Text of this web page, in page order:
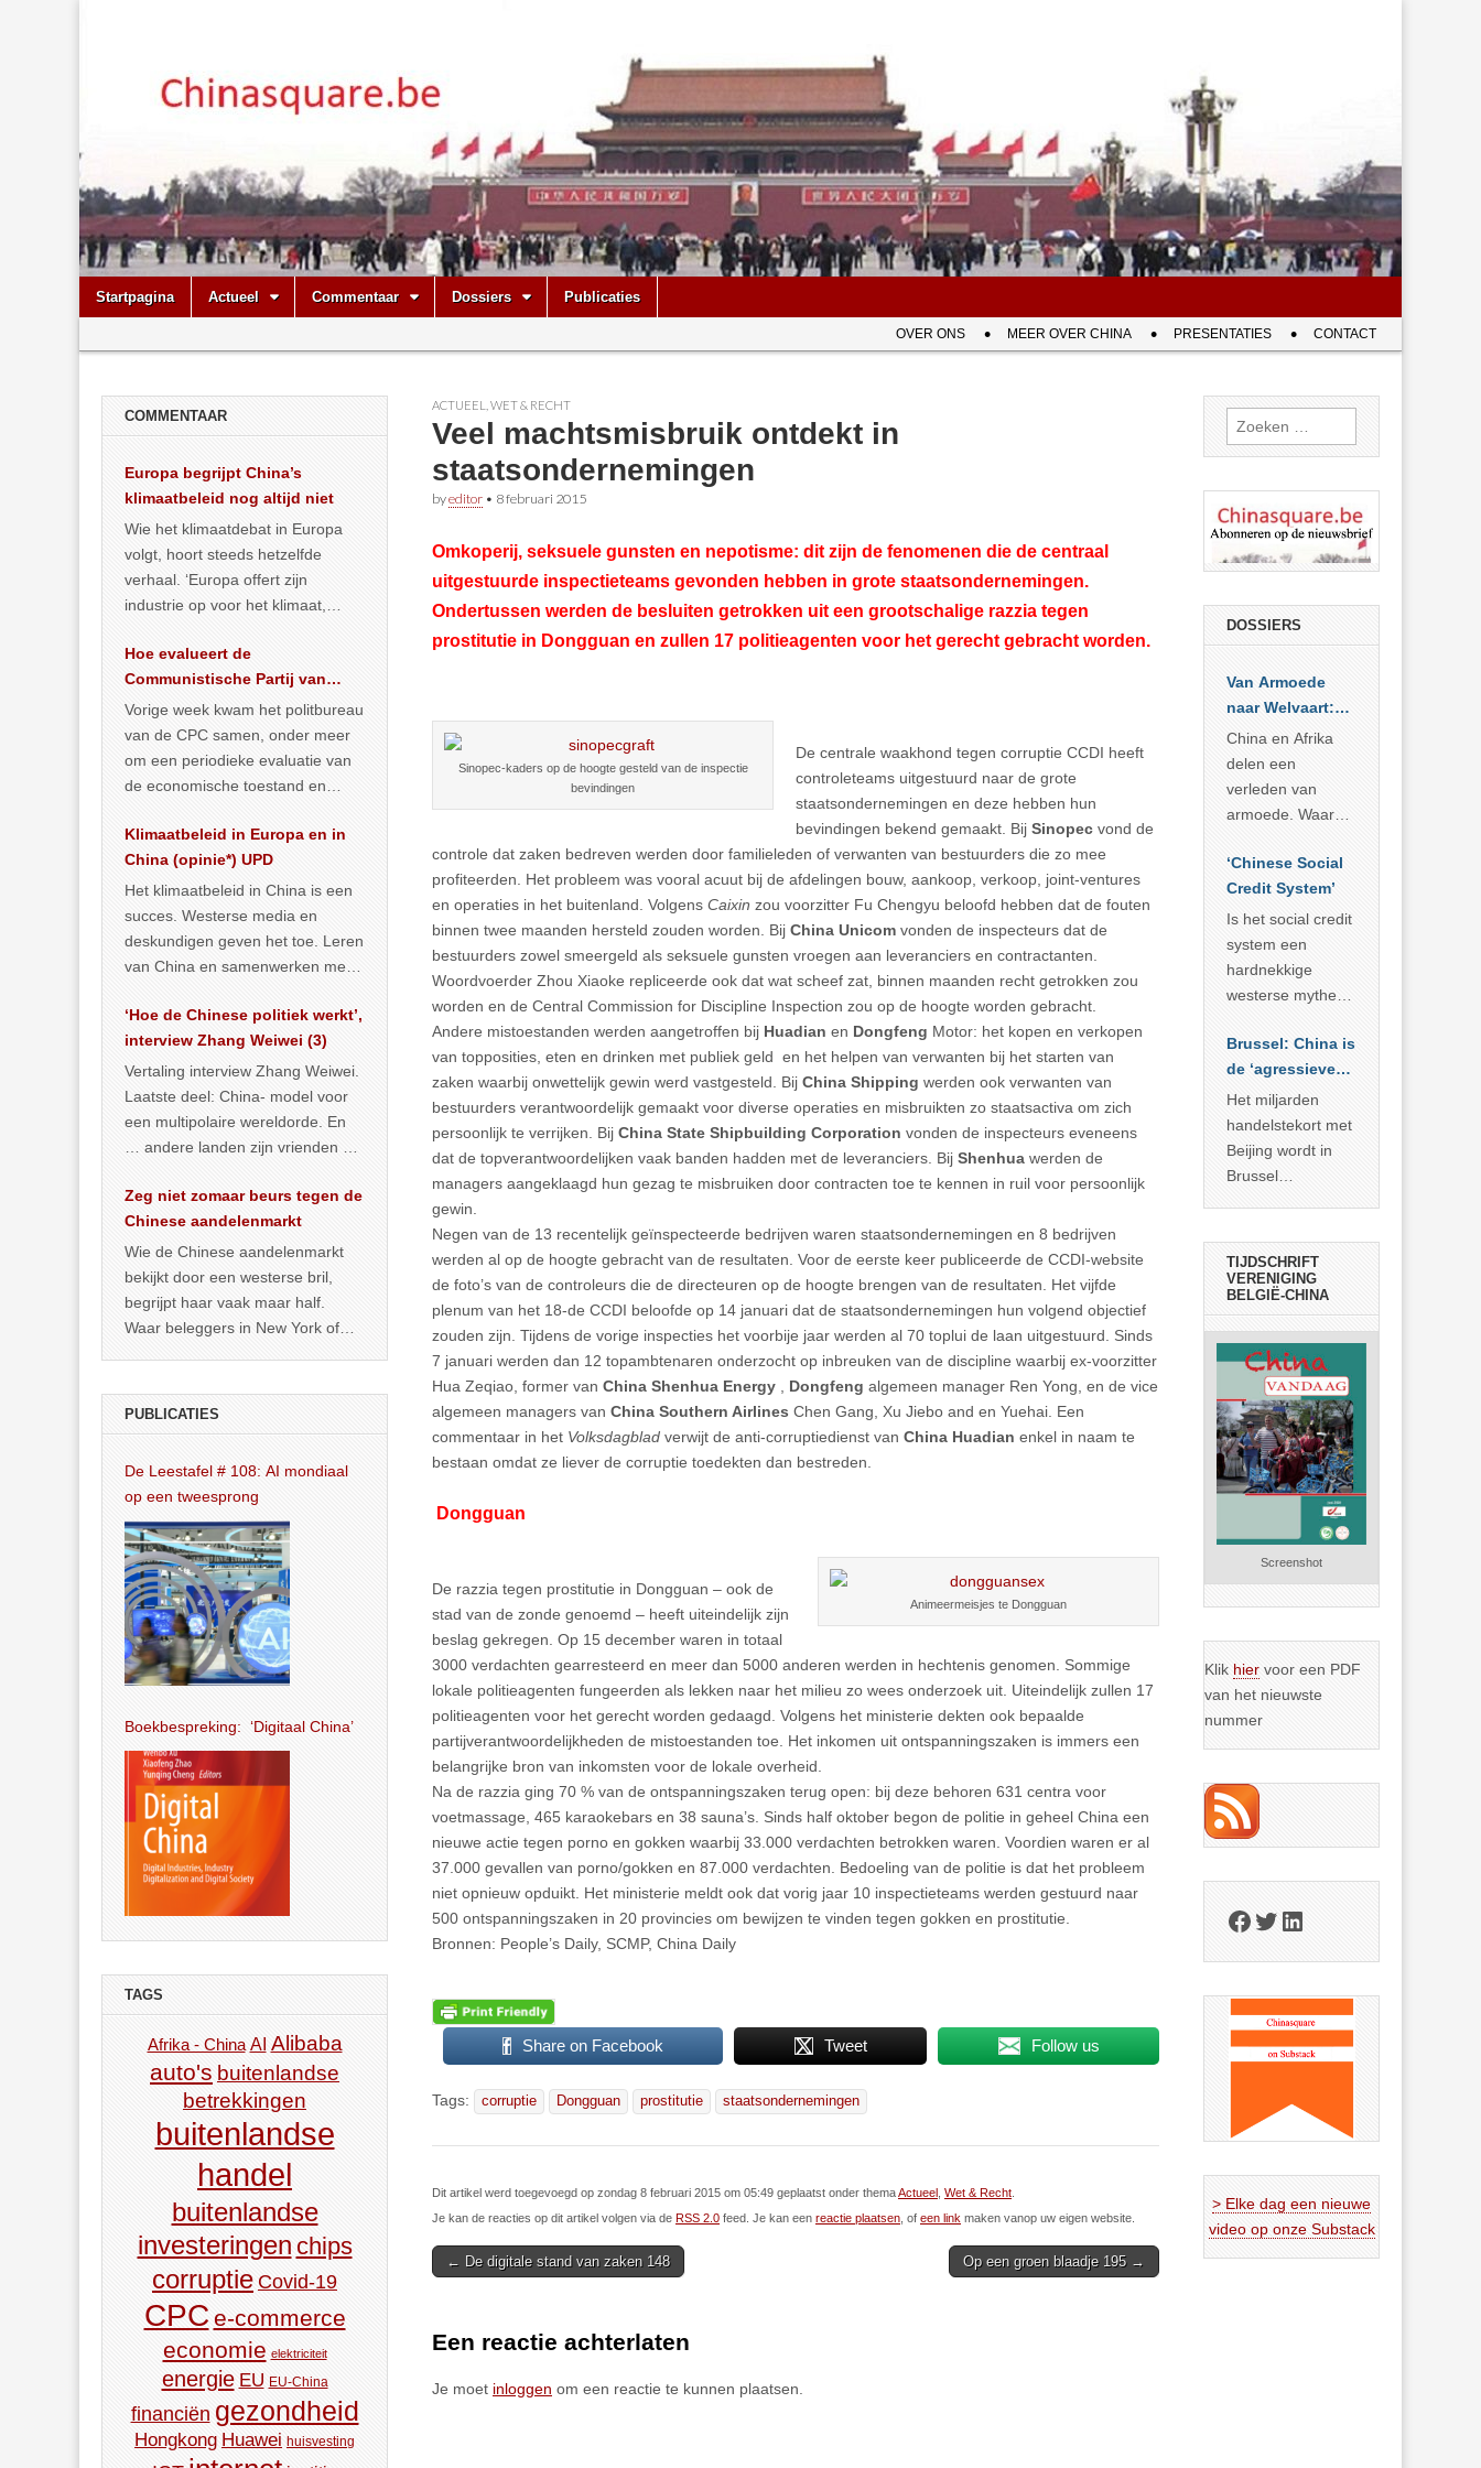
Chinasquare.be
Main
menu
Skip
Startpagina Actueel Commentaar Dossiers Publicaties
menu
OVER ONS MEER OVER CHINA PRESENTATIES CONTACT
ACTUEEL WET & RECHT
Veel machtsmisbruik ontdekt in
staatsondernemingen
byeditor • 8 februari 2015
Omkoperij, seksuele gunsten en nepotisme: dit zijn de fenomenen die de centraal
uitgestuurde inspectieteams gevonden hebben in grote staatsondernemingen.
Ondertussen werden de besluiten getrokken uit een grootschalige razzia tegen
prostitutie in Dongguan en zullen 17 politieagenten voor het gerecht gebracht worden.
Sinopec-kaders op de hoogte gesteld van de inspectie
bevindingen
De centrale waakhond tegen corruptie CCDI heeft
controleteams uitgestuurd naar de grote
staatsondernemingen en deze hebben hun
bevindingen bekend gemaakt. Bij Sinopec vond de
controle dat zaken bedreven werden door familieleden of verwanten van bestuurders die zo mee
profiteerden. Het probleem was vooral acuut bij de afdelingen bouw, aankoop, verkoop, joint-ventures
en operaties in het buitenland. Volgens Caixin zou voorzitter Fu Chengyu beloofd hebben dat de fouten
binnen twee maanden hersteld zouden worden. Bij China Unicom vonden de inspecteurs dat de
bestuurders zowel smeergeld als seksuele gunsten vroegen aan leveranciers en contractanten.
Woordvoerder Zhou Xiaoke repliceerde ook dat wat scheef zat, binnen maanden recht getrokken zou
worden en de Central Commission for Discipline Inspection zou op de hoogte worden gebracht.
Andere mistoestanden werden aangetroffen bij Huadian en Dongfeng Motor: het kopen en verkopen
van topposities, eten en drinken met publiek geld en het helpen van verwanten bij het starten van
zaken waarbij onwettelijk gewin werd vastgesteld. Bij China Shipping werden ook verwanten van
bestuurders verantwoordelijk gemaakt voor diverse operaties en misbruikten zo staatsactiva om zich
persoonlijk te verrijken. Bij China State Shipbuilding Corporation vonden de inspecteurs eveneens
dat de topverantwoordelijken vaak banden hadden met de leveranciers. Bij Shenhua werden de
managers aangeklaagd hun gezag te misbruiken door contracten toe te kennen in ruil voor persoonlijk
gewin.
Negen van de 13 recentelijk geïnspecteerde bedrijven waren staatsondernemingen en 8 bedrijven
werden al op de hoogte gebracht van de resultaten. Voor de eerste keer publiceerde de CCDI-website
de foto’s van de controleurs die de directeuren op de hoogte brengen van de resultaten. Het vijfde
plenum van het 18-de CCDI beloofde op 14 januari dat de staatsondernemingen hun volgend objectief
zouden zijn. Tijdens de vorige inspecties het voorbije jaar werden al 70 toplui de laan uitgestuurd. Sinds
7 januari werden dan 12 topambtenaren onderzocht op inbreuken van de discipline waarbij ex-voorzitter
Hua Zeqiao, former van China Shenhua Energy Dongfeng algemeen manager Ren Yong, en de vice
algemeen managers van China Southern Airlines Chen Gang, Xu Jiebo and en Yuehai. Een
commentaar in het Volksdagblad verwijt de anti-corruptiedienst van China Huadian enkel in naam te
bestaan omdat ze liever de corruptie toedekten dan bestreden.
Dongguan
Animeermeisjes te Dongguan
De razzia tegen prostitutie in Dongguan – ook de
stad van de zonde genoemd – heeft uiteindelijk zijn
beslag gekregen. Op 15 december waren in totaal
3000 verdachten gearresteerd en meer dan 5000 anderen werden in hechtenis genomen. Sommige
lokale politieagenten fungeerden als lekken naar het milieu zo wees onderzoek uit. Uiteindelijk zullen 17
politieagenten voor het gerecht worden gedaagd. Volgens het ministerie dekten ook bepaalde
partijverantwoordelijkheden de mistoestanden toe. Het inkomen uit ontspanningszaken is immers een
belangrijke bron van inkomsten voor de lokale overheid.
Na de razzia ging 70 % van de ontspanningszaken terug open: bij deze behoren 631 centra voor
voetmassage, 465 karaokebars en 38 sauna’s. Sinds half oktober begon de politie in geheel China een
nieuwe actie tegen porno en gokken waarbij 33.000 verdachten betrokken waren. Voordien waren er al
37.000 gevallen van porno/gokken en 87.000 verdachten. Bedoeling van de politie is dat het probleem
niet opnieuw opduikt. Het ministerie meldt ook dat vorig jaar 10 inspectieteams werden gestuurd naar
500 ontspanningszaken in 20 provincies om bewijzen te vinden tegen gokken en prostitutie.
Bronnen: People’s Daily, SCMP, China Daily
Share on Facebook Tweet Follow us
Tags: corruptie Dongguan prostitutie staatsondernemingen
Dit artikel werd toegevoegd op zondag 8 februari 2015 om 05:49 geplaatst onder themaActueel Wet & Recht
Je kan de reacties op dit artikel volgen via de RSS 2.0 feed. Je kan een reactie plaatsen , of een link maken vanop uw eigen website.
Post
← De digitale stand van zaken 148 Op een groen blaadje 195 →
Een reactie achterlaten
Je moet inloggen om een reactie te kunnen plaatsen.
COMMENTAAR
Europa begrijpt China’s
klimaatbeleid nog altijd niet
Wie het klimaatdebat in Europa
volgt, hoort steeds hetzelfde
verhaal. ‘Europa offert zijn
industrie op voor het klimaat,
vergroening… >> lees meer
Hoe evalueert de
Communistische Partij van
China de economische
toestand?
Vorige week kwam het politbureau
van de CPC samen, onder meer
om een periodieke evaluatie van
de economische toestand en
publiceerden… >> lees meer
Klimaatbeleid in Europa en in
China (opinie*) UPD
Het klimaatbeleid in China is een
succes. Westerse media en
deskundigen geven het toe. Leren
van China en samenwerken met
… >> lees meer
‘Hoe de Chinese politiek werkt’,
interview Zhang Weiwei (3)
Vertaling interview Zhang Weiwei.
Laatste deel: China- model voor
een multipolaire wereldorde. En
… andere landen zijn vrienden of
Zeg niet zomaar beurs tegen de
Chinese aandelenmarkt
Wie de Chinese aandelenmarkt
bekijkt door een westerse bril,
begrijpt haar vaak maar half.
Waar beleggers in New York of
PUBLICATIES
De Leestafel # 108: AI mondiaal
op een tweesprong
Boekbespreking: ‘Digitaal China’
TAGS
Afrika - China AI Alibaba
auto's buitenlandse
betrekkingen
buitenlandse
handel
buitenlandse
investeringen chips
corruptie Covid-19
CPC e-commerce
economie elektriciteit
energie EU EU-China
financiën gezondheid
Hongkong Huawei huisvesting
Zoeken
naar:
DOSSIERS
Van Armoede
naar Welvaart:
Wat Afrika kan
leren van
China’s
economisch
China en Afrika
delen een
verleden van
armoede. Waar
voorbije veertig
jaar in slaagde
meer dan 800
miljoen mensen
uit de armoede
… >> lees meer
‘Chinese Social
Credit System’
Is het social credit
system een
hardnekkige
westerse mythe of
realiteit in China?
Brussel: China is
de ‘agressieve
schuldige’
Het miljarden
handelstekort met
Beijing wordt in
Brussel
economische
agressie. In
werkelijkheid
verhult die
spectaculaire
rekensom vooral
de industriële
achterstand die
… >> lees meer
TIJDSCHRIFT
VERENIGING
BELGIË-CHINA
Screenshot
Klik hier voor een PDF
van het nieuwste
nummer
Facebook
Twitter
LinkedIn
> Elke dag een nieuwe
video op onze Substack